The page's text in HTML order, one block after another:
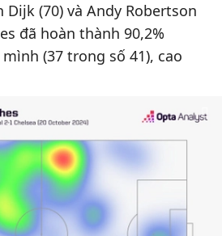
(70) và Andy Robertson
đã hoàn thành 90,2%
(37 trong số 41), cao